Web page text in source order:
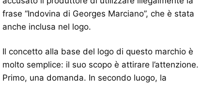
frase “Indovina di Georges Marciano”, che è stata
anche inclusa nel logo.
Il concetto alla base del logo di questo marchio è
molto semplice: il suo scopo è attirare l’attenzione.
Primo, una domanda. In secondo luogo, la